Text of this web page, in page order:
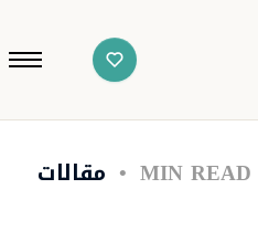
مقالات